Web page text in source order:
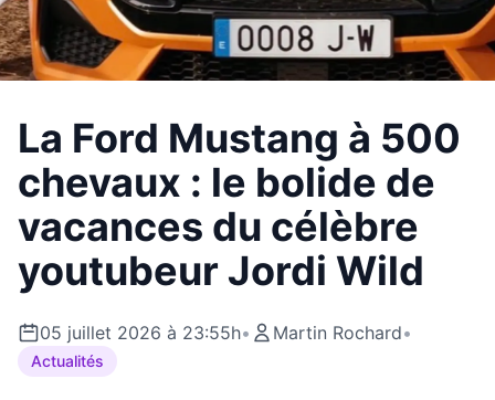
La Ford Mustang à 500
chevaux : le bolide de
vacances du célèbre
youtubeur Jordi Wild
05 juillet 2026 à 23:55h• Martin Rochard•
Actualités